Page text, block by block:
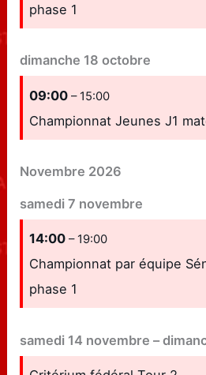
phase 1
dimanche 18 octobre
09:00– 15:00
Championnat Jeunes J1
Novembre 2026
samedi 7 novembre
14:00– 19:00
Championnat par équipe
phase 1
samedi 14 novembre –